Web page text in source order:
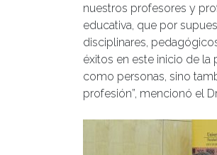
nuestros profesores y
educativa, que por
disciplinares,
éxitos en este inicio de
como personas, sino
profesión”, mencionó el